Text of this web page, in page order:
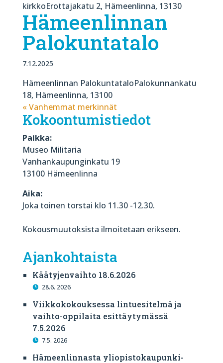
kirkkoErottajakatu 2, Hämeenlinna, 13130
Hämeenlinnan
Palokuntatalo
7.12.2025
Hämeenlinnan PalokuntataloPalokunnankatu
18, Hämeenlinna, 13100
« Vanhemmat merkinnät
Kokoontumistiedot
Paikka:
Museo Militaria
Vanhankaupunginkatu 19
13100 Hämeenlinna
Aika:
Joka toinen torstai klo 11.30 -12.30.
Kokousmuutoksista ilmoitetaan erikseen.
Ajankohtaista
Käätyjenvaihto 18.6.2026
28.6. 2026
Viikkokokouksessa lintuesitelmä ja
vaihto-oppilaita esittäytymässä
7.5.2026
7.5. 2026
Hämeenlinnasta yliopistokaupunki-